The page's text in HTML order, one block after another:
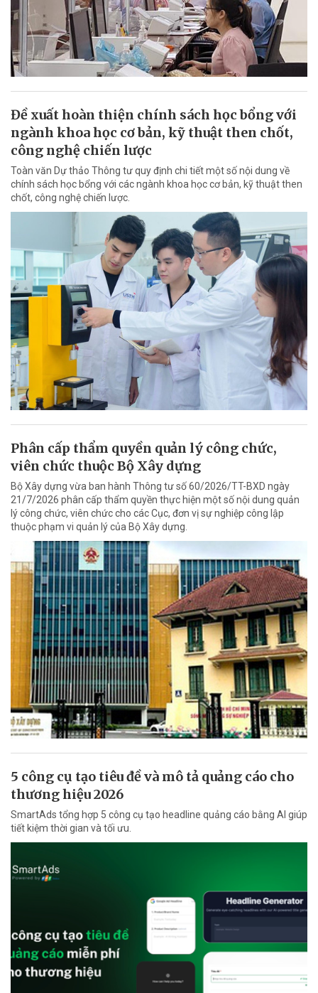
Đề xuất hoàn thiện chính sách học bổng với
ngành khoa học cơ bản, kỹ thuật then chốt,
công nghệ chiến lược
Toàn văn Dự thảo Thông tư quy định chi tiết một số nội dung về
chính sách học bổng với các ngành khoa học cơ bản, kỹ thuật then
chốt, công nghệ chiến lược.
Phân cấp thẩm quyền quản lý công chức,
viên chức thuộc Bộ Xây dựng
Bộ Xây dựng vừa ban hành Thông tư số 60/2026/TT-BXD ngày
21/7/2026 phân cấp thẩm quyền thực hiện một số nội dung quản
lý công chức, viên chức cho các Cục, đơn vị sự nghiệp công lập
thuộc phạm vi quản lý của Bộ Xây dựng.
5 công cụ tạo tiêu đề và mô tả quảng cáo cho
thương hiệu 2026
SmartAds tổng hợp 5 công cụ tạo headline quảng cáo bằng AI giúp
tiết kiệm thời gian và tối ưu.